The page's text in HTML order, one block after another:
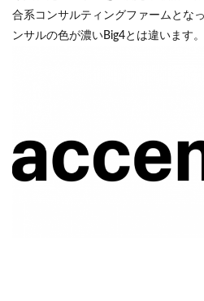
合系コンサルティングファームとな
ンサルの色が濃いBig4とは違います。